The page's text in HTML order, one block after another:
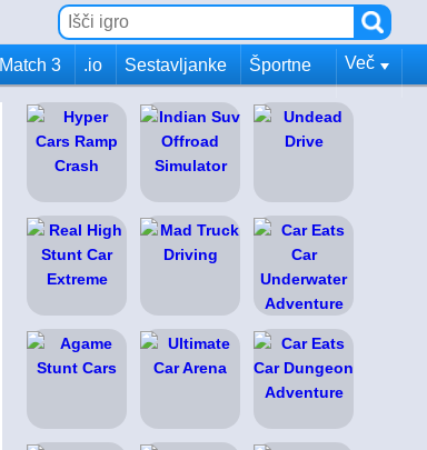
Match 3 .io Sestavljanke Športne Več